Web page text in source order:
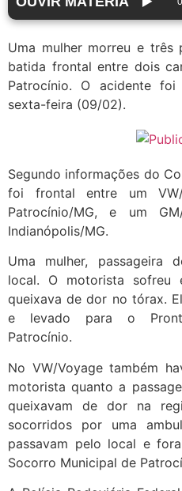
Uma mulher morreu e três
batida frontal entre dois
Patrocínio. O acidente
sexta-feira (09/02).
Segundo informações do
foi frontal entre um
Patrocínio/MG, e um
Indianópolis/MG.
Uma mulher, passageira
local. O motorista sofreu
queixava de dor no tórax.
e levado para o
Patrocínio.
No VW/Voyage também
motorista quanto a
queixavam de dor na
socorridos por uma
passavam pelo local e
Socorro Municipal de